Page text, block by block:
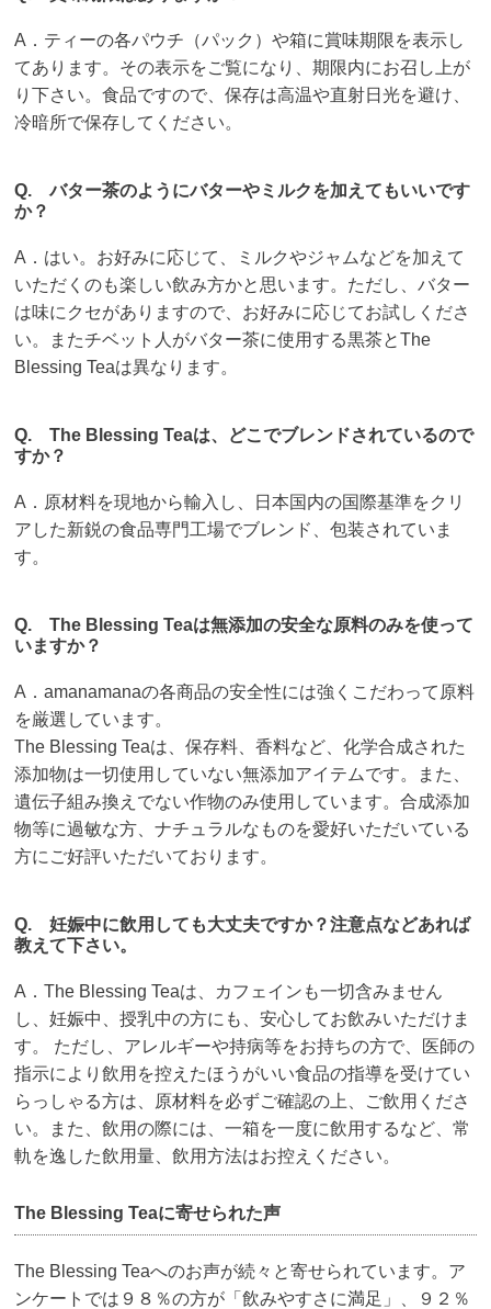
A．ティーの各パウチ（パック）や箱に賞味期限を表示し
てあります。その表示をご覧になり、期限内にお召し上が
り下さい。食品ですので、保存は高温や直射日光を避け、
冷暗所で保存してください。
Q. バター茶のようにバターやミルクを加えてもいいです
か？
A．はい。お好みに応じて、ミルクやジャムなどを加えて
いただくのも楽しい飲み方かと思います。ただし、バター
は味にクセがありますので、お好みに応じてお試しくださ
い。またチベット人がバター茶に使用する黒茶とThe
Blessing Teaは異なります。
Q. The Blessing Teaは、どこでブレンドされているので
すか？
A．原材料を現地から輸入し、日本国内の国際基準をクリ
アした新鋭の食品専門工場でブレンド、包装されていま
す。
Q. The Blessing Teaは無添加の安全な原料のみを使って
いますか？
A．amanamanaの各商品の安全性には強くこだわって原料
を厳選しています。
The Blessing Teaは、保存料、香料など、化学合成された
添加物は一切使用していない無添加アイテムです。また、
遺伝子組み換えでない作物のみ使用しています。合成添加
物等に過敏な方、ナチュラルなものを愛好いただいている
方にご好評いただいております。
Q. 妊娠中に飲用しても大丈夫ですか？注意点などあれば
教えて下さい。
A．The Blessing Teaは、カフェインも一切含みません
し、妊娠中、授乳中の方にも、安心してお飲みいただけま
す。 ただし、アレルギーや持病等をお持ちの方で、医師の
指示により飲用を控えたほうがいい食品の指導を受けてい
らっしゃる方は、原材料を必ずご確認の上、ご飲用くださ
い。また、飲用の際には、一箱を一度に飲用するなど、常
軌を逸した飲用量、飲用方法はお控えください。
The Blessing Teaに寄せられた声
The Blessing Teaへのお声が続々と寄せられています。ア
ンケートでは９８％の方が「飲みやすさに満足」、９２％